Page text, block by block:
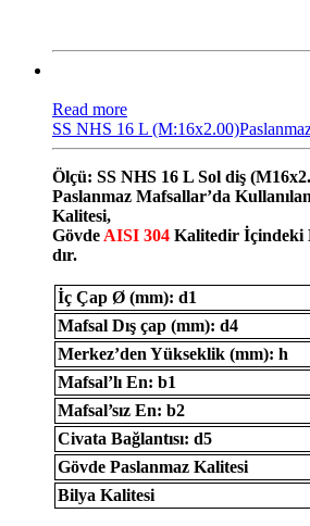
Read more
SS NHS 16 L
Ölçü: SS NHS 16 L Sol diş
Paslanmaz Mafsallar’da
Kalitesi,
Gövde AISI 304 Kalitedir İçindeki
dır.
İç Çap Ø (mm): d1
Mafsal Dış çap (mm): d4
Merkez’den Yükseklik (mm): h
Mafsal’lı En: b1
Mafsal’sız En: b2
Civata Bağlantısı: d5
Gövde Paslanmaz Kalitesi
Bilya Kalitesi